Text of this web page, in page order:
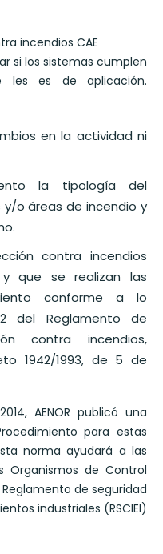
si los sistemas cumplen
les es de aplicación.
en la actividad ni
la tipología del
o áreas de incendio y
contra incendios
que se realizan las
conforme a lo
del Reglamento de
contra incendios,
1942/1993, de 5 de
AENOR publicó una
para estas
norma ayudará a las
Organismos de Control
de seguridad
industriales (RSCIEI)